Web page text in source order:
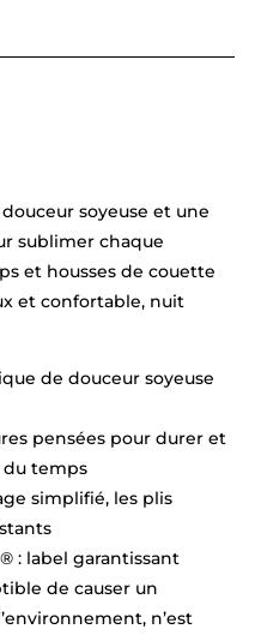
soyeuse et une
sublimer chaque
et housses de couette
et confortable, nuit
de douceur soyeuse
pensées pour durer et
du temps
simplifié, les plis
® : label garantissant
de causer un
n’est